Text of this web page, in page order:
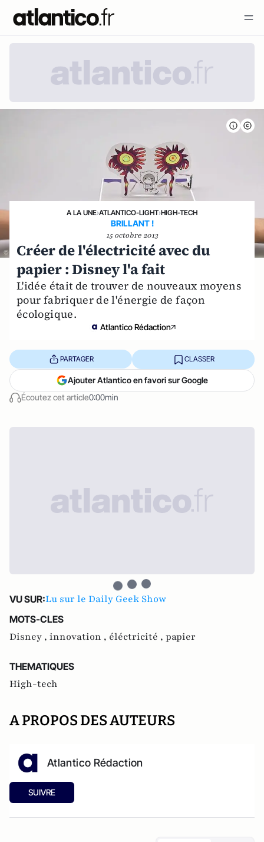
A LA UNE›ATLANTICO-LIGHT›HIGH-TECH
BRILLANT !
15 octobre 2013
Créer de l'électricité avec du
papier : Disney l'a fait
L'idée était de trouver de nouveaux moyens
pour fabriquer de l'énergie de façon
écologique.
Atlantico Rédaction
Écoutez cet article0:00min
PARTAGER CLASSER
Ajouter Atlantico en favori sur Google
VU SUR:Lu sur le Daily Geek Show
MOTS-CLES
Disney , innovation , éléctricité , papier
THEMATIQUES
High-tech
A PROPOS DES AUTEURS
Atlantico Rédaction
SUIVRE